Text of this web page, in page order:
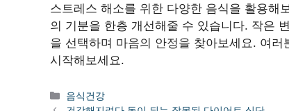
스트레스 해소를 위한 다양한 음식을 활용해
의 기분을 한층 개선해줄 수 있습니다. 작은
을 선택하며 마음의 안정을 찾아보세요. 여
시작해보세요.
카
음식건강